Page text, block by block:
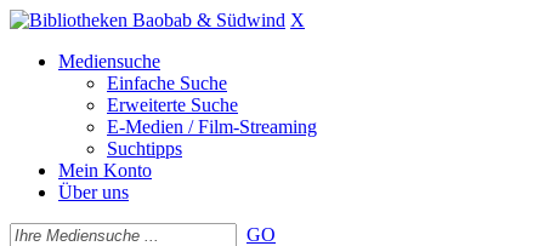
X
Mediensuche
Einfache Suche
Erweiterte Suche
E-Medien / Film-Streaming
Suchtipps
Mein Konto
Über uns
GO